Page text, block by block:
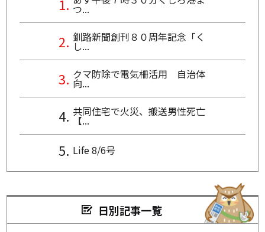
つ...
釧路新聞創刊８０周年記念「く
し...
クマ防除で電気柵活用 自治体
向...
共同住宅で火災、搬送男性死亡
【...
Life 8/6号
日別記事一覧